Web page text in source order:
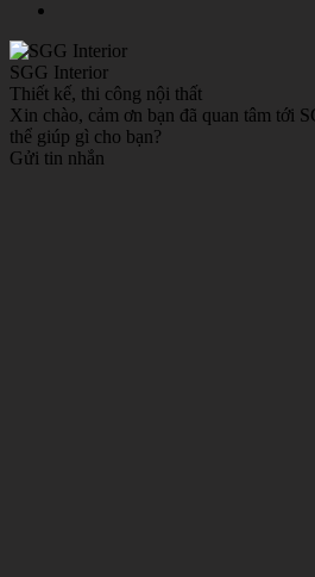
SGG Interior
Thiết kế, thi công nội thất
Xin chào, cảm ơn bạn đã quan tâm tới
thể giúp gì cho bạn?
Gửi tin nhắn